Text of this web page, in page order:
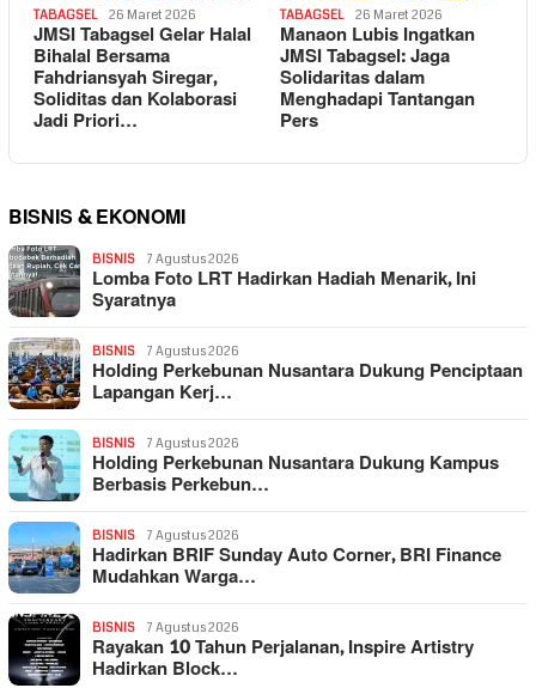
TABAGSEL 26 Maret 2026
JMSI Tabagsel Gelar Halal
Bihalal Bersama
Fahdriansyah Siregar,
Soliditas dan Kolaborasi
Jadi Priori…
TABAGSEL 26 Maret 2026
Manaon Lubis Ingatkan
JMSI Tabagsel: Jaga
Solidaritas dalam
Menghadapi Tantangan
Pers
BISNIS & EKONOMI
BISNIS 7 Agustus 2026
Lomba Foto LRT Hadirkan Hadiah Menarik, Ini
Syaratnya
BISNIS 7 Agustus 2026
Holding Perkebunan Nusantara Dukung Penciptaan
Lapangan Kerj…
BISNIS 7 Agustus 2026
Holding Perkebunan Nusantara Dukung Kampus
Berbasis Perkebun…
BISNIS 7 Agustus 2026
Hadirkan BRIF Sunday Auto Corner, BRI Finance
Mudahkan Warga…
BISNIS 7 Agustus 2026
Rayakan 10 Tahun Perjalanan, Inspire Artistry
Hadirkan Block…